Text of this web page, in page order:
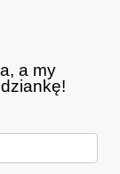
a my